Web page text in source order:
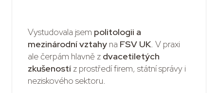
Vystudovala jsem politologii a
mezinárodní vztahy na FSV UK. V praxi
ale čerpám hlavně z dvacetiletých
zkušeností z prostředí firem, státní správy i
neziskového sektoru.